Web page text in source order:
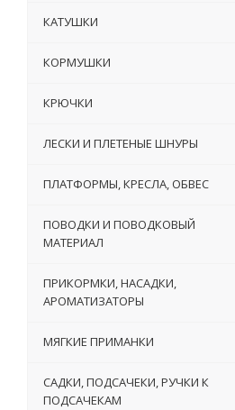
КАТУШКИ
КОРМУШКИ
КРЮЧКИ
ЛЕСКИ И ПЛЕТЕНЫЕ ШНУРЫ
ПЛАТФОРМЫ, КРЕСЛА, ОБВЕС
ПОВОДКИ И ПОВОДКОВЫЙ
МАТЕРИАЛ
ПРИКОРМКИ, НАСАДКИ,
АРОМАТИЗАТОРЫ
МЯГКИЕ ПРИМАНКИ
САДКИ, ПОДСАЧЕКИ, РУЧКИ К
ПОДСАЧЕКАМ